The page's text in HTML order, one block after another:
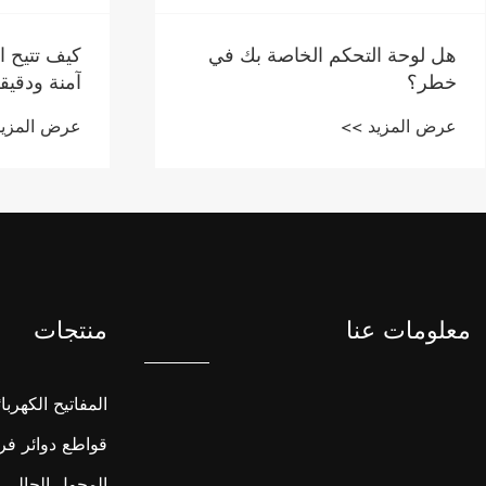
هل لوحة التحكم الخاصة بك في
خطر؟
عرض المزيد >>
كيف تتيح
آمنة
عرض
معلومات عنا منتجات
المفاتيح
قواطع دوائر